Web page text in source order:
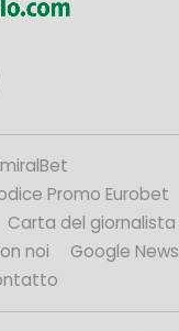
Promo Eurobet
Carta del giornalista
noi
Google News